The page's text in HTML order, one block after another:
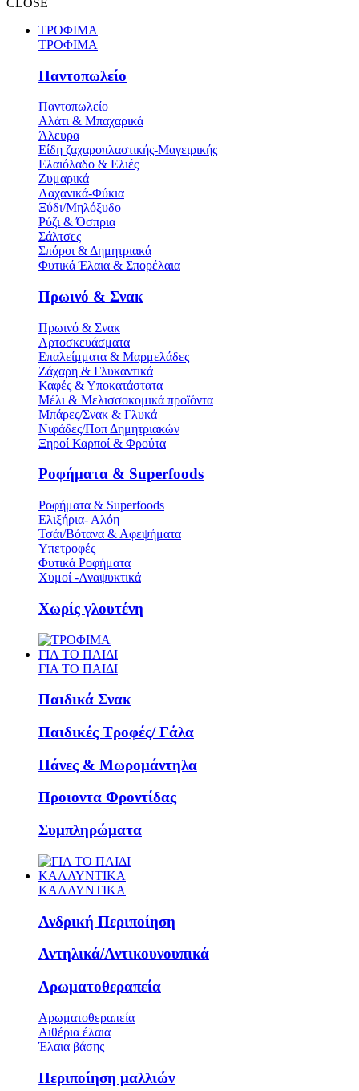
ΤΡΟΦΙΜΑ
ΤΡΟΦΙΜΑ
Παντοπωλείο
Παντοπωλείο
Αλάτι & Μπαχαρικά
Άλευρα
Είδη ζαχαροπλαστικής-Μαγειρικής
Ελαιόλαδο & Ελιές
Ζυμαρικά
Λαχανικά-Φύκια
Ξύδι/Μηλόξυδο
Ρύζι & Όσπρια
Σάλτσες
Σπόροι & Δημητριακά
Φυτικά Έλαια & Σπορέλαια
Πρωινό & Σνακ
Πρωινό & Σνακ
Αρτοσκευάσματα
Επαλείμματα & Μαρμελάδες
Ζάχαρη & Γλυκαντικά
Καφές & Υποκατάστατα
Μέλι & Μελισσοκομικά προϊόντα
Μπάρες/Σνακ & Γλυκά
Νιφάδες/Ποπ Δημητριακών
Ξηροί Καρποί & Φρούτα
Ροφήματα & Superfoods
Ροφήματα & Superfoods
Ελιξήρια- Αλόη
Τσάι/Βότανα & Αφεψήματα
Υπετροφές
Φυτικά Ροφήματα
Χυμοί -Αναψυκτικά
Χωρίς γλουτένη
ΓΙΑ ΤΟ ΠΑΙΔΙ
ΓΙΑ ΤΟ ΠΑΙΔΙ
Παιδικά Σνακ
Παιδικές Τροφές/ Γάλα
Πάνες & Μωρομάντηλα
Προιοντα Φροντίδας
Συμπληρώματα
ΚΑΛΛΥΝΤΙΚΑ
ΚΑΛΛΥΝΤΙΚΑ
Ανδρική Περιποίηση
Αντηλικά/Αντικουνουπικά
Αρωματοθεραπεία
Αρωματοθεραπεία
Αιθέρια έλαια
Έλαια βάσης
Περιποίηση μαλλιών